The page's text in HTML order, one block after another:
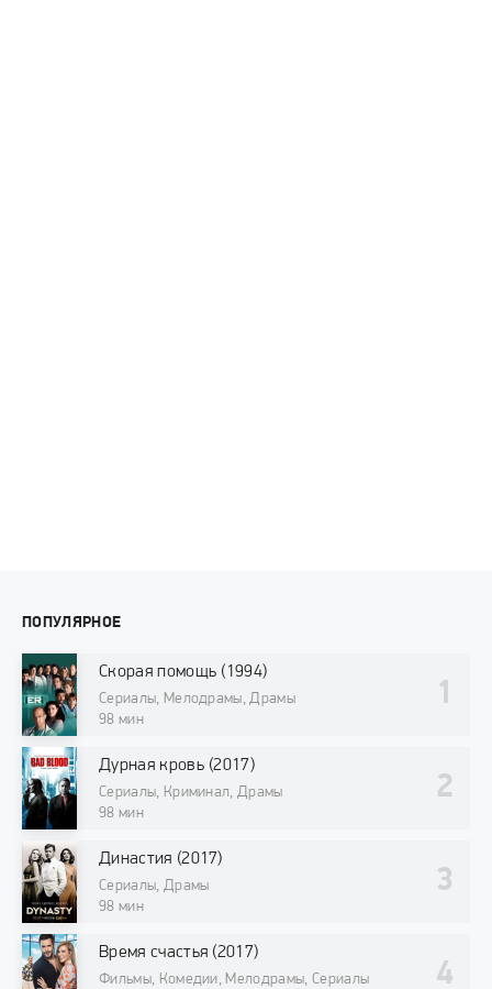
ПОПУЛЯРНОЕ
Скорая помощь (1994)
Сериалы, Мелодрамы, Драмы
98 мин
Дурная кровь (2017)
Сериалы, Криминал, Драмы
98 мин
Династия (2017)
Сериалы, Драмы
98 мин
Время счастья (2017)
Фильмы, Комедии, Мелодрамы, Сериалы